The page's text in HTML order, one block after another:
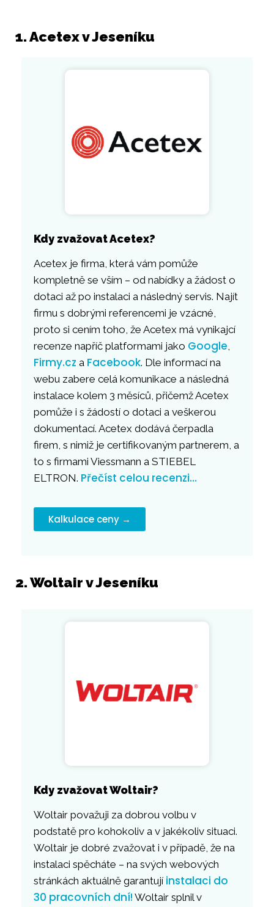
1. Acetex v Jeseníku
Kdy zvažovat Acetex?
Acetex je firma, která vám pomůže
kompletně se vším – od nabídky a žádost o
dotaci až po instalaci a následný servis. Najít
firmu s dobrými referencemi je vzácné,
proto si cením toho, že Acetex má vynikajcí
recenze napříč platformami jako Google
Firmy.cz a Facebook. Dle informací na
webu zabere celá komunikace a následná
instalace kolem 3 měsíců, přičemž Acetex
pomůže i s žádostí o dotaci a veškerou
dokumentací. Acetex dodává čerpadla
firem, s nimiž je certifikovaným partnerem, a
to s firmami Viessmann a STIEBEL
ELTRON. Přečíst celou recenzi…
Kalkulace ceny →
2. Woltair v Jeseníku
Kdy zvažovat Woltair?
Woltair považuji za dobrou volbu v
podstatě pro kohokoliv a v jakékoliv situaci.
Woltair je dobré zvažovat i v případě, že na
instalaci spěcháte – na svých webových
stránkách aktuálně garantují instalaci do
30 pracovních dní! Woltair splnil v